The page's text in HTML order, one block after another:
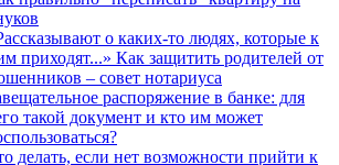
о каких-то людях, которые к
приходят...» Как защитить родителей от
– совет нотариуса
распоряжение в банке: для
такой документ и кто им может
делать, если нет возможности прийти к